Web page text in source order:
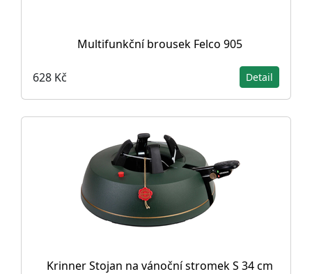
Multifunkční brousek Felco 905
628 Kč Detail
Krinner Stojan na vánoční stromek S 34 cm